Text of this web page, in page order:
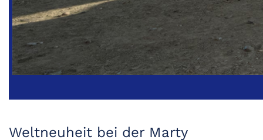
Weltneuheit bei der Marty